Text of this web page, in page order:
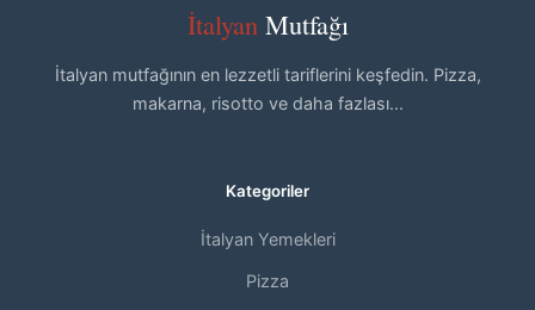
İtalyan Mutfağı
İtalyan mutfağının en lezzetli tariflerini keşfedin. Pizza,
makarna, risotto ve daha fazlası...
Kategoriler
İtalyan Yemekleri
Pizza